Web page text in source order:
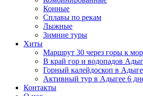
Конные
Сплавы по рекам
Лыжные
Зимние туры
Хиты
Маршрут 30 через горы к
В край гор и водопадов
Горный калейдоскоп в
Активный тур в Адыгее 6
Контакты